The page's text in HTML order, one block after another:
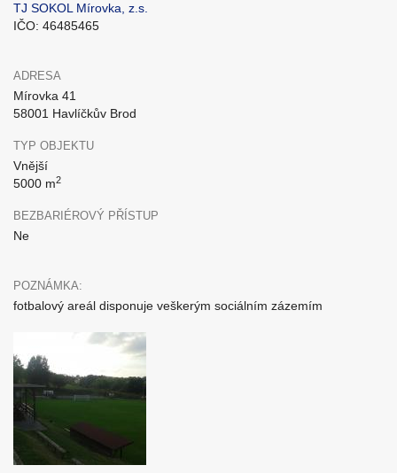
TJ SOKOL Mírovka, z.s.
IČO: 46485465
ADRESA
Mírovka 41
58001 Havlíčkův Brod
TYP OBJEKTU
Vnější
5000 m2
BEZBARIÉROVÝ PŘÍSTUP
Ne
POZNÁMKA:
fotbalový areál disponuje veškerým sociálním zázemím